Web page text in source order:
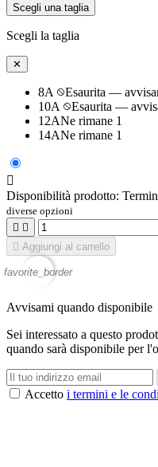
Scegli una taglia
Scegli la taglia
✕
8A
Esaurita —
10A
Esaurita —
12ANe rimane 1
14ANe rimane 1

Disponibilità prodotto:
diverse opzioni
 
 Aggiungi al carrello
favorite_border
Avvisami quando disponibile
Sei interessato a questo
quando sarà disponibile per
Accetto i termini e le